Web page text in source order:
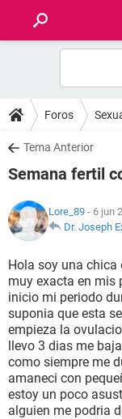
FOROS
SALUD
NUTRICIÓN
BIENESTAR
SEXUALIDAD
GLOSARIO
Foros
Tema Anterior
Semana fertil
Lore_89 - 6 jun
Dr. Joseph
Hola soy una chica
muy exacta en mis
inicio mi periodo
suponia que esta
empieza la
llevo 3 dias me
como siempre me
amaneci con
estoy un poco
alguien me podria